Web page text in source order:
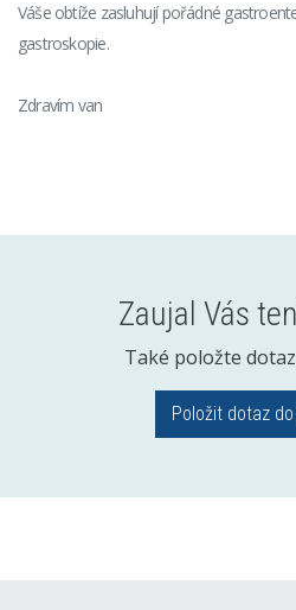
Váše obtíže zasluhují pořádné
gastroskopie.
Zdravím van
Zaujal Vás
Také položte
Položit dotaz